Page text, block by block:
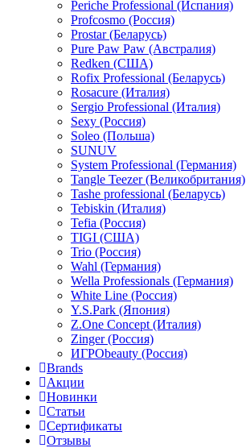
Periche Professional (Испания)
Profcosmo (Россия)
Prostar (Беларусь)
Pure Paw Paw (Австралия)
Redken (США)
Rofix Professional (Беларусь)
Rosacure (Италия)
Sergio Professional (Италия)
Sexy (Россия)
Soleo (Польша)
SUNUV
System Professional (Германия)
Tangle Teezer (Великобритания)
Tashe professional (Беларусь)
Tebiskin (Италия)
Tefia (Россия)
TIGI (США)
Trio (Россия)
Wahl (Германия)
Wella Professionals (Германия)
White Line (Россия)
Y.S.Park (Япония)
Z.One Concept (Италия)
Zinger (Россия)
ИГРОbeauty (Россия)
Brands
Акции
Новинки
Статьи
Сертификаты
Отзывы